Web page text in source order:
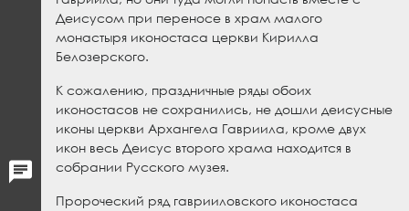
Деисусом при переносе в храм малого
монастыря иконостаса церкви Кирилла
Белозерского.
К сожалению, праздничные ряды обоих
иконостасов не сохранились, не дошли деисусные
иконы церкви Архангела Гавриила, кроме двух
икон весь Деисус второго храма находится в
собрании Русского музея.
Пророческий ряд гаврииловского иконостаса